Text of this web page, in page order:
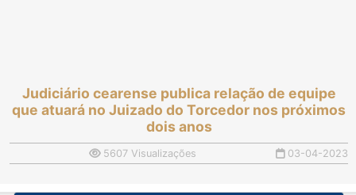
Judiciário cearense publica relação de equipe
que atuará no Juizado do Torcedor nos próximos
dois anos
5607 Visualizações 03-04-2023